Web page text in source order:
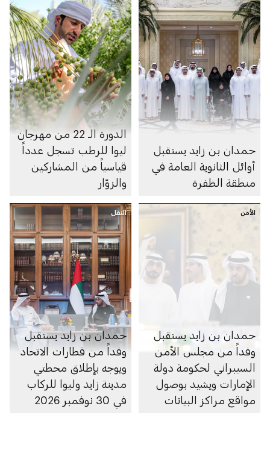
حمدان بن زايد يستقبل
أوائل الثانوية العامة في
منطقة الظفرة
الدورة الـ 22 من مهرجان
ليوا للرطب تسجل عدداً
قياسياً من المشاركين
والزوّار
الأمن
حمدان بن زايد يستقبل
وفداً من مجلس الأمن
السيبراني لحكومة دولة
الإمارات ويشيد بوصول
مواقع مراكز البيانات
النقل
حمدان بن زايد يستقبل
وفداً من قطارات الاتحاد
ويوجه بإطلاق محطتي
مدينة زايد وليوا للركاب
في 30 نوفمبر 2026